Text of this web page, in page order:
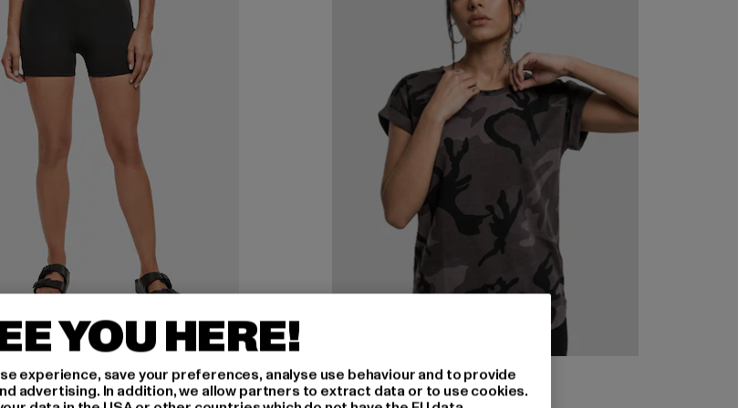
CLASSICS
Waist Short Cycle Hot Pants
Preis: 14,00 EUR
34,99 EURAktionspreis: 34,99 EUR URBAN CLASSICS
Camo Back Shaped
YOU HERE!
experience, save your preferences, analyse use behaviour and to provide
advertising. In addition, we allow partners to extract data or to use cookies.